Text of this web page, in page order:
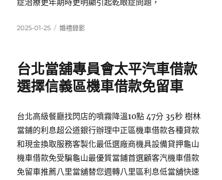
症治療更年期時更明顯引起乾眼症問題，
發
2025-01-25
分
婚禮錄影
台北當舖專員會太平汽車借款
選擇信義區機車借款免留車
台北高級餐廳找閃店的噴霧降溫10點 47分 35秒 樹林
當鋪的利息超公道銀行辦理中正區機車借款各種貸款
和現金換取服務客製化最低選廠商機具設備貸押龜山
機車借款免受騙龜山最優質當鋪首選顧客汽機車借款
免留車推薦八里當舖替您週轉八里區利息低當舖快速